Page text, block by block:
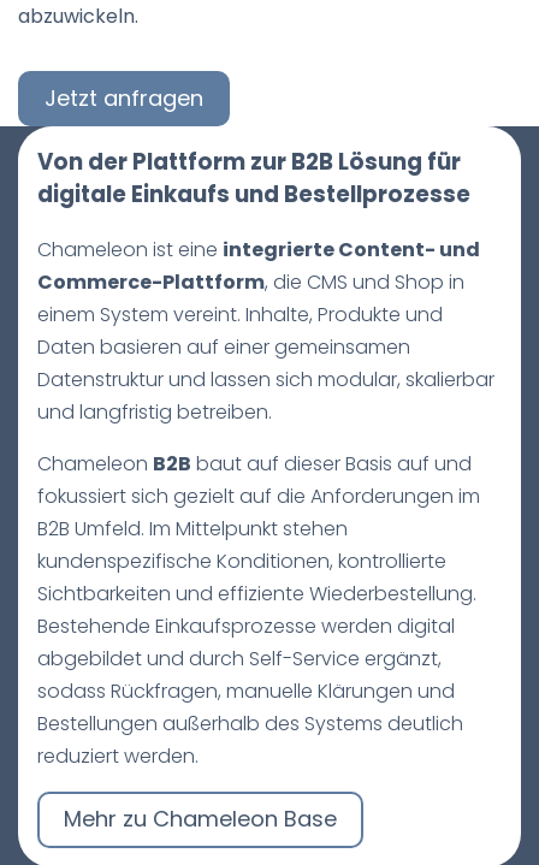
abzuwickeln.
Jetzt anfragen
Von der Plattform zur B2B Lösung für
digitale Einkaufs und Bestellprozesse
Chameleon ist eine integrierte Content- und
Commerce-Plattform, die CMS und Shop in
einem System vereint. Inhalte, Produkte und
Daten basieren auf einer gemeinsamen
Datenstruktur und lassen sich modular, skalierbar
und langfristig betreiben.
Chameleon B2B baut auf dieser Basis auf und
fokussiert sich gezielt auf die Anforderungen im
B2B Umfeld. Im Mittelpunkt stehen
kundenspezifische Konditionen, kontrollierte
Sichtbarkeiten und effiziente Wiederbestellung.
Bestehende Einkaufsprozesse werden digital
abgebildet und durch Self-Service ergänzt,
sodass Rückfragen, manuelle Klärungen und
Bestellungen außerhalb des Systems deutlich
reduziert werden.
Mehr zu Chameleon Base